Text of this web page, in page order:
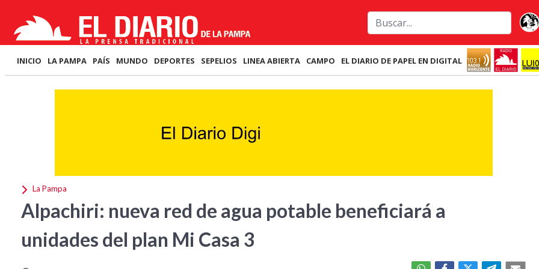
INICIO LA PAMPA PAÍS MUNDO DEPORTES SEPELIOS LINEA ABIERTA CAMPO EL DIARIO DE PAPEL EN DIGITAL
La Pampa
Alpachiri: nueva red de agua potable beneficiará a
unidades del plan Mi Casa 3